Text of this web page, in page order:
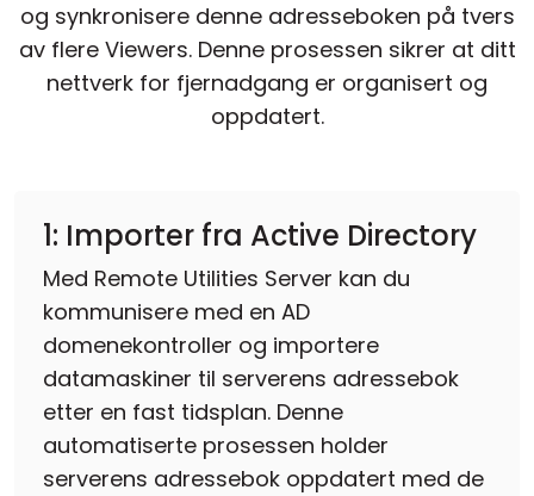
og synkronisere denne adresseboken på tvers
av flere Viewers. Denne prosessen sikrer at ditt
nettverk for fjernadgang er organisert og
oppdatert.
1: Importer fra Active Directory
Med Remote Utilities Server kan du
kommunisere med en AD
domenekontroller og importere
datamaskiner til serverens adressebok
etter en fast tidsplan. Denne
automatiserte prosessen holder
serverens adressebok oppdatert med de